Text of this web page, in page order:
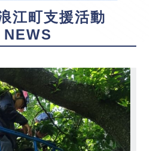
江町支援活動
NEWS